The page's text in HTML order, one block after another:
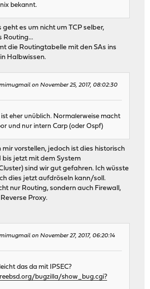
bekannt.
geht es um nicht um TCP selber,
Routing...
die Routingtabelle mit den SAs ins
Halbwissen.
on November 25, 2017, 08:02:30
ist eher unüblich. Normalerweise macht
und nur intern Carp (oder Ospf)
mir vorstellen, jedoch ist dies historisch
bis jetzt mit dem System
sind wir gut gefahren. Ich wüsste
dies jetzt aufdröseln kann/soll.
nur Routing, sondern auch Firewall,
Proxy.
on November 27, 2017, 06:20:14
das da mit IPSEC?
bugzilla/show_bug.cgi?